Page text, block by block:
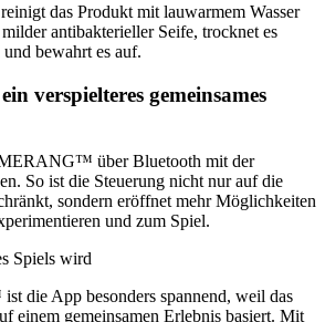
das Produkt mit lauwarmem Wasser
antibakterieller Seife, trocknet es
bewahrt es auf.
verspielteres gemeinsames
über Bluetooth mit der
So ist die Steuerung nicht nur auf die
sondern eröffnet mehr Möglichkeiten
und zum Spiel.
Spiels wird
die App besonders spannend, weil das
einem gemeinsamen Erlebnis basiert. Mit